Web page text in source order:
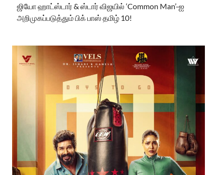
ஜியோ ஹாட்ஸ்டார் & ஸ்டார் விஜயில் ‘Common Man’-ஐ
அறிமுகப்படுத்தும் பிக் பாஸ் தமிழ் 10!